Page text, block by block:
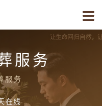
服务
服务
在线